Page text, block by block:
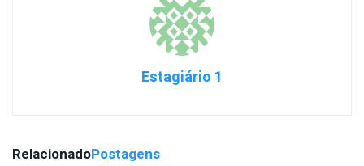
Estagiário 1
RelacionadoPostagens